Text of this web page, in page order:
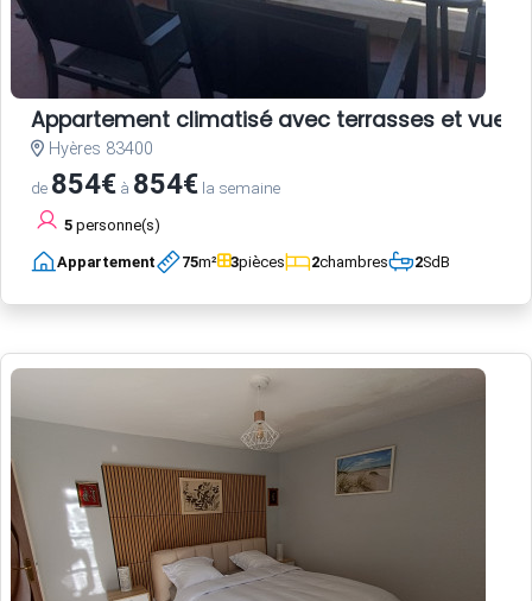
Appartement climatisé avec terrasses et vue
Hyères 83400
de 854€ à 854€ la semaine
5 personne(s)
Appartement 75m² 3pièces 2chambres 2SdB